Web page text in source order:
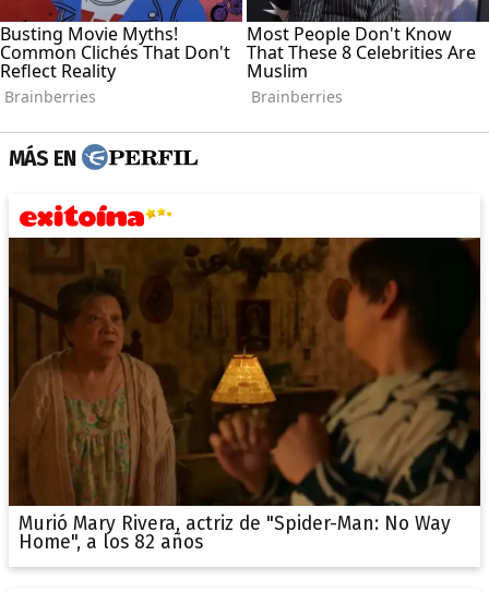
MÁS EN
Murió Mary Rivera, actriz de "Spider-Man: No Way
Home", a los 82 años